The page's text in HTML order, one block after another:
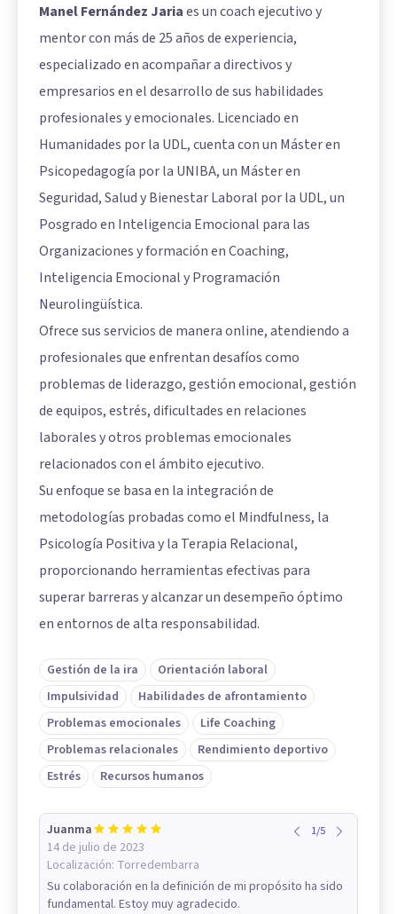
Manel Fernández Jariaes un coach ejecutivo y
mentor con más de 25 años de experiencia,
especializado en acompañar a directivos y
empresarios en el desarrollo de sus habilidades
profesionales y emocionales. Licenciado en
Humanidades por la UDL, cuenta con un Máster en
Psicopedagogía por la UNIBA, un Máster en
Seguridad, Salud y Bienestar Laboral por la UDL, un
Posgrado en Inteligencia Emocional para las
Organizaciones y formación en Coaching,
Inteligencia Emocional y Programación
Neurolingüística.
Ofrece sus servicios de manera online, atendiendo a
profesionales que enfrentan desafíos como
problemas de liderazgo, gestión emocional, gestión
de equipos, estrés, dificultades en relaciones
laborales y otros problemas emocionales
relacionados con el ámbito ejecutivo.
Su enfoque se basa en la integración de
metodologías probadas como el Mindfulness, la
Psicología Positiva y la Terapia Relacional,
proporcionando herramientas efectivas para
superar barreras y alcanzar un desempeño óptimo
en entornos de alta responsabilidad.
Gestión de la ira
Orientación laboral
Impulsividad
Habilidades de afrontamiento
Problemas emocionales
Life Coaching
Problemas relacionales
Rendimiento deportivo
Estrés
Recursos humanos
Juanma
14 de julio de 2023
Localización: Torredembarra
1/5
Su colaboración en la definición de mi propósito ha sido
fundamental. Estoy muy agradecido.